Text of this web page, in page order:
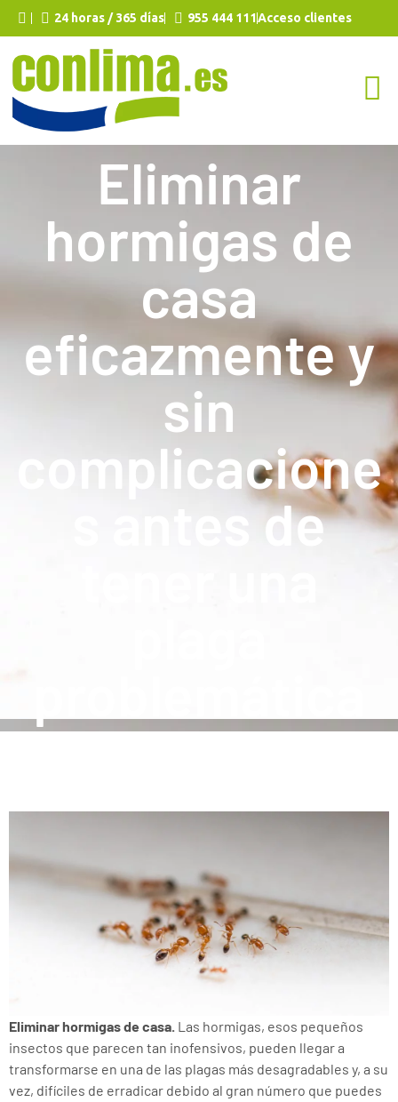
24 horas / 365 días 955 444 111Acceso clientes
Eliminar
hormigas de
casa
eficazmente y
sin
complicacione
s antes de
Eliminar hormigas de casa. Las hormigas, esos pequeños
insectos que parecen tan inofensivos, pueden llegar a
transformarse en una de las plagas más desagradables y, a su
vez, difíciles de erradicar debido al gran número que puedes